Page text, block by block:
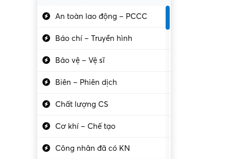
An toàn lao động – PCCC
Báo chí – Truyền hình
Bảo vệ – Vệ sĩ
Biên – Phiên dịch
Chất lượng CS
Cơ khí – Chế tạo
Công nhân đã có KN